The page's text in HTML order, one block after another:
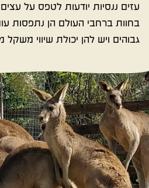
עזים ננסיות יודעות לטפס על
בחוות ברחבי העולם הן נתפסות
גבוהים ויש להן יכולת שיווי